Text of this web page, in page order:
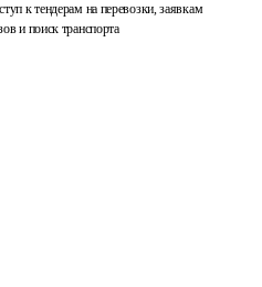
к тендерам на перевозки, заявкам
и поиск транспорта